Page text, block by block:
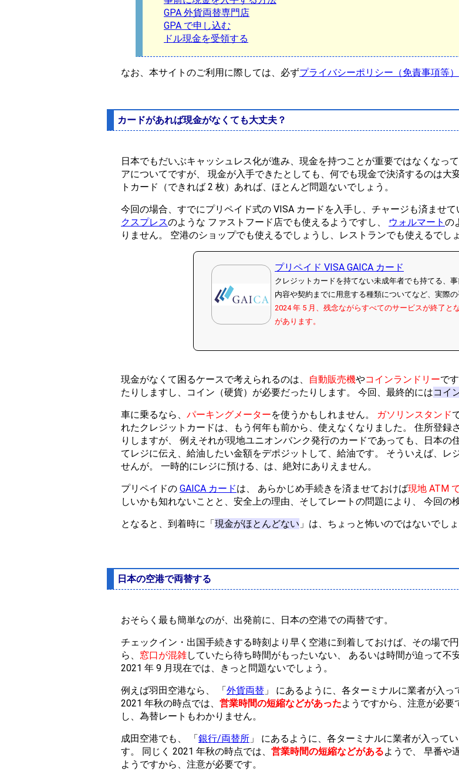
GPA 外貨両替専門店
GPA で申し込む
ドル現金を受領する
なお、本サイトのご利用に際しては、必ずプライバシーポリシー（免責事項等）
カードがあれば現金がなくても大丈夫？
日本でもだいぶキャッシュレス化が進み、現金を持つことが重要ではなくなっ
アについてですが、 現金が入手できたとしても、何でも現金で決済するのは大
トカード（できれば 2 枚）あれば、ほとんど問題ないでしょう。
今回の場合、すでにプリペイド式の VISA カードを入手し、チャージも済ませ
クスプレスのような ファストフード店でも使えるようですし、 ウォルマート の
りません。 空港のショップでも使えるでしょうし、レストランでも使えるでしょ
プリペイド VISA GAICA カード
クレジットカードを持てない未成年者でも持てる、
内容や契約までに用意する種類についてなど、実際の
2024 年 5 月、残念ながらすべてのサービスが終了と
があります。
現金がなくて困るケースで考えられるのは、 自動販売機やコインランドリーで
たりしますし、コイン（硬貨）が必要だったりします。 今回、最終的にはコイ
車に乗るなら、 パーキングメーターを使うかもしれません。 ガソリンスタンド
れたクレジットカードは、もう何年も前から、使えなくなりました。 住所登録
りしますが、 例えそれが現地ユニオンバンク発行のカードであっても、日本の
てレジに伝え、給油したい金額をデポジットして、給油です。 そういえば、レ
せんが。 一時的にレジに預ける、は、絶対にありえません。
プリペイドの GAICA カードは、 あらかじめ手続きを済ませておけば現地 ATM
しいかも知れないことと、安全上の理由、そしてレートの問題により、 今回の
となると、到着時に「 現金がほとんどない 」は、ちょっと怖いのではないでしょ
日本の空港で両替する
おそらく最も簡単なのが、出発前に、日本の空港での両替です。
チェックイン・出国手続きする時刻より早く空港に到着しておけば、その場で
ら、 窓口が混雑していたら待ち時間がもったいない、 あるいは時間が迫って
2021 年 9 月現在では、きっと問題ないでしょう。
例えば羽田空港なら、 「外貨両替 」 にあるように、各ターミナルに業者が入っ
2021 年秋の時点では、 営業時間の短縮などがあったようですから、注意が必
し、為替レートもわかりません。
成田空港でも、 「銀行/両替所 」 にあるように、各ターミナルに業者が入って
す。 同じく 2021 年秋の時点では、 営業時間の短縮などがあるようで、 早番や
ようですから、注意が必要です。